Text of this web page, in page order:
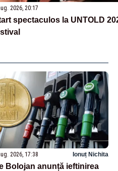
2026, 20:17
spectaculos la UNTOLD
2026, 17:38 Ionuț Nichita
Bolojan anunță ieftinirea